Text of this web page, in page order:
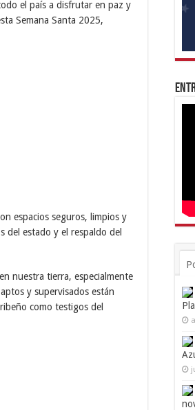
el país a disfrutar en paz y
Semana Santa 2025,
espacios seguros, limpios y
del estado y el respaldo del
nuestra tierra, especialmente
y supervisados están
como testigos del